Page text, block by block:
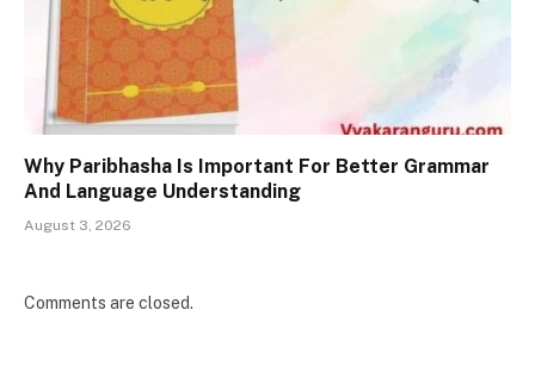
Why Paribhasha Is Important For Better Grammar
And Language Understanding
August 3, 2026
Comments are closed.